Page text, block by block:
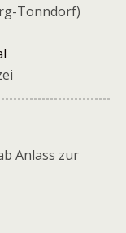
Tonndorf)
Anlass zur